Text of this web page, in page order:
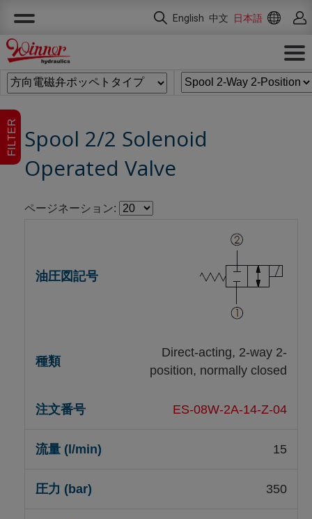
English 中文 日本語
FILTER Spool 2/2 Solenoid
Operated Valve
ページネーション:
Direct-acting, 2-way 2-
position, normally closed
ES-08W-2A-14-Z-04
15
350